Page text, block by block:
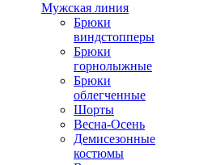
Мужская линия
Брюки
виндстопперы
Брюки
горнолыжные
Брюки
облегченные
Шорты
Весна-Осень
Демисезонные
костюмы